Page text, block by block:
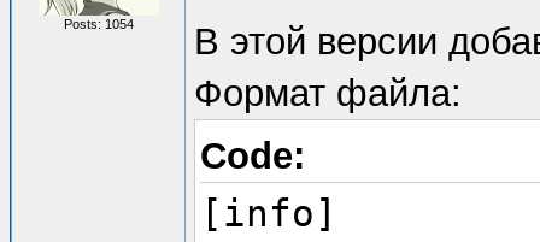
Posts: 1054
В этой версии
Формат файла:
Code:
[info]